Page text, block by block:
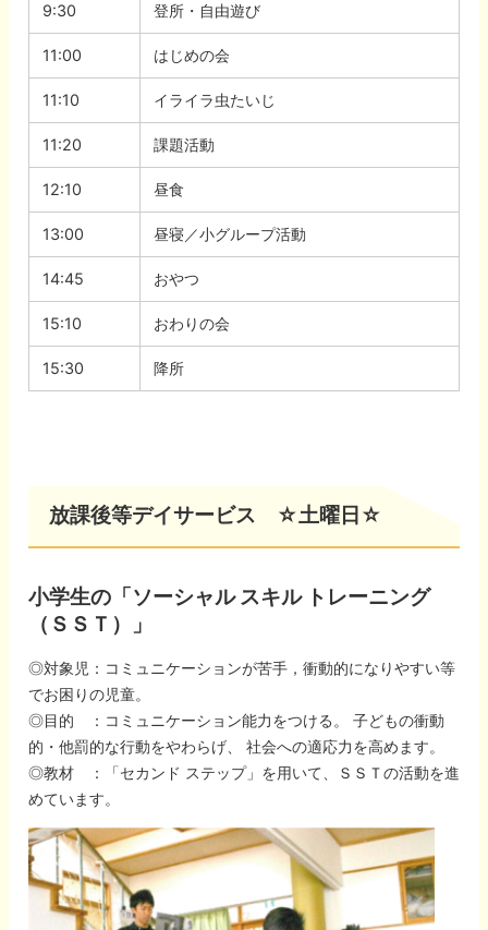
9:30 登所・自由遊び
11:00 はじめの会
11:10 イライラ虫たいじ
11:20 課題活動
12:10 昼食
13:00 昼寝／小グループ活動
14:45 おやつ
15:10 おわりの会
15:30 降所
放課後等デイサービス ☆土曜日☆
小学生の「ソーシャル スキル トレーニング
（ＳＳＴ）」
◎対象児：コミュニケーションが苦手，衝動的になりやすい等
でお困りの児童。
◎目的 ：コミュニケーション能力をつける。 子どもの衝動
的・他罰的な行動をやわらげ、 社会への適応力を高めます。
◎教材 ：「セカンド ステップ」を用いて、ＳＳＴの活動を進
めています。